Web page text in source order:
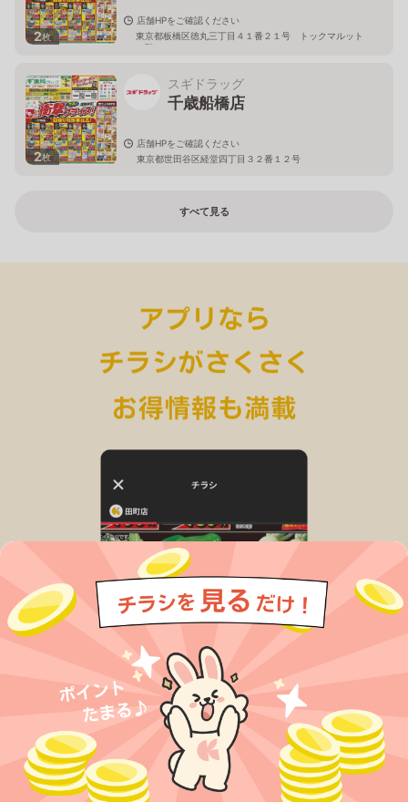
2枚
店舗HPをご確認ください
東京都板橋区徳丸三丁目４１番２１号 トックマルット
１階
2枚
スギドラッグ
千歳船橋店
店舗HPをご確認ください
東京都世田谷区経堂四丁目３２番１２号
すべて見る